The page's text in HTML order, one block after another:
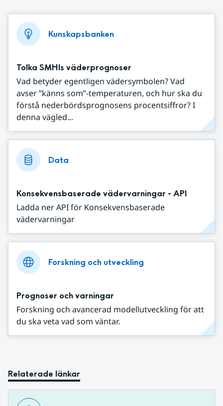
Kunskapsbanken
Tolka SMHIs väderprognoser
Vad betyder egentligen vädersymbolen? Vad
avser ”känns som”-temperaturen, och hur ska du
förstå nederbördsprognosens procentsiffror? I
denna vägled...
Data
Konsekvensbaserade vädervarningar - API
Ladda ner API för Konsekvensbaserade
vädervarningar
Forskning och utveckling
Prognoser och varningar
Forskning och avancerad modellutveckling för att
du ska veta vad som väntar.
Relaterade länkar